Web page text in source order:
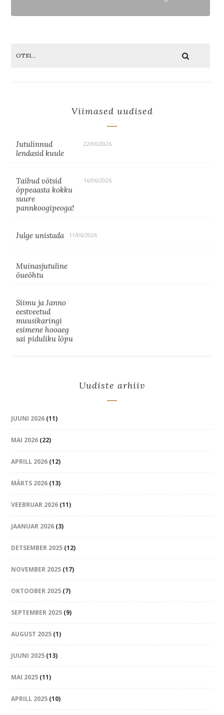
Viimased uudised
Jutulinnud
lendasid kuule
22/06/2026
Taibud võtsid
õppeaasta kokku
suure
pannkoogipeoga!
16/06/2026
Julge unistada 11/06/2026
Muinasjutuline
õueõhtu
Siimu ja Janno
eestveetud
muusikaringi
esimene hooaeg
sai piduliku lõpu
Uudiste arhiiv
JUUNI 2026 (11)
MAI 2026 (22)
APRILL 2026 (12)
MÄRTS 2026 (13)
VEEBRUAR 2026 (11)
JAANUAR 2026 (3)
DETSEMBER 2025 (12)
NOVEMBER 2025 (17)
OKTOOBER 2025 (7)
SEPTEMBER 2025 (9)
AUGUST 2025 (1)
JUUNI 2025 (13)
MAI 2025 (11)
APRILL 2025 (10)